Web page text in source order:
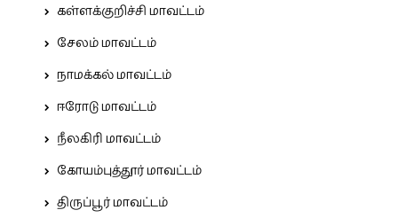
கள்ளக்குறிச்சி மாவட்டம்
சேலம் மாவட்டம்
நாமக்கல் மாவட்டம்
ஈரோடு மாவட்டம்
நீலகிரி மாவட்டம்
கோயம்புத்தூர் மாவட்டம்
திருப்பூர் மாவட்டம்